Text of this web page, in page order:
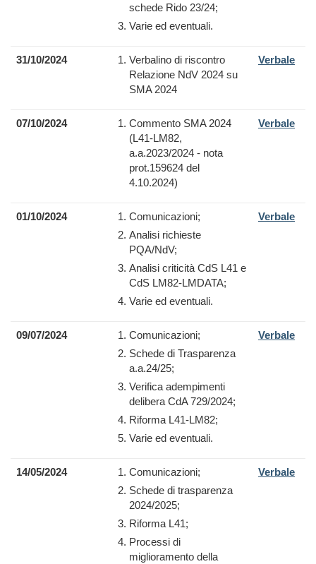
schede Rido 23/24;
Varie ed eventuali.
31/10/2024
Verbalino di riscontro
Relazione NdV 2024 su
SMA 2024
Verbale
07/10/2024
Commento SMA 2024
(L41-LM82,
a.a.2023/2024 - nota
prot.159624 del
4.10.2024)
Verbale
01/10/2024
Comunicazioni;
Analisi richieste
PQA/NdV;
Analisi criticità CdS L41 e
CdS LM82-LMDATA;
Varie ed eventuali.
Verbale
09/07/2024
Comunicazioni;
Schede di Trasparenza
a.a.24/25;
Verifica adempimenti
delibera CdA 729/2024;
Riforma L41-LM82;
Varie ed eventuali.
Verbale
14/05/2024
Comunicazioni;
Schede di trasparenza
2024/2025;
Riforma L41;
Processi di
miglioramento della
Verbale